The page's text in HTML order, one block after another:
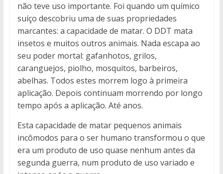
não teve uso importante. Foi quando um químico
suíço descobriu uma de suas propriedades
marcantes: a capacidade de matar. O DDT mata
insetos e muitos outros animais. Nada escapa ao
seu poder mortal: gafanhotos, grilos,
caranguejos, piolho, mosquitos, barbeiros,
abelhas. Todos estes morrem logo à primeira
aplicação. Depois continuam morrendo por longo
tempo após a aplicação. Até anos.
Esta capacidade de matar pequenos animais
incômodos para o ser humano transformou o que
era um produto de uso quase nenhum antes da
segunda guerra, num produto de uso variado e